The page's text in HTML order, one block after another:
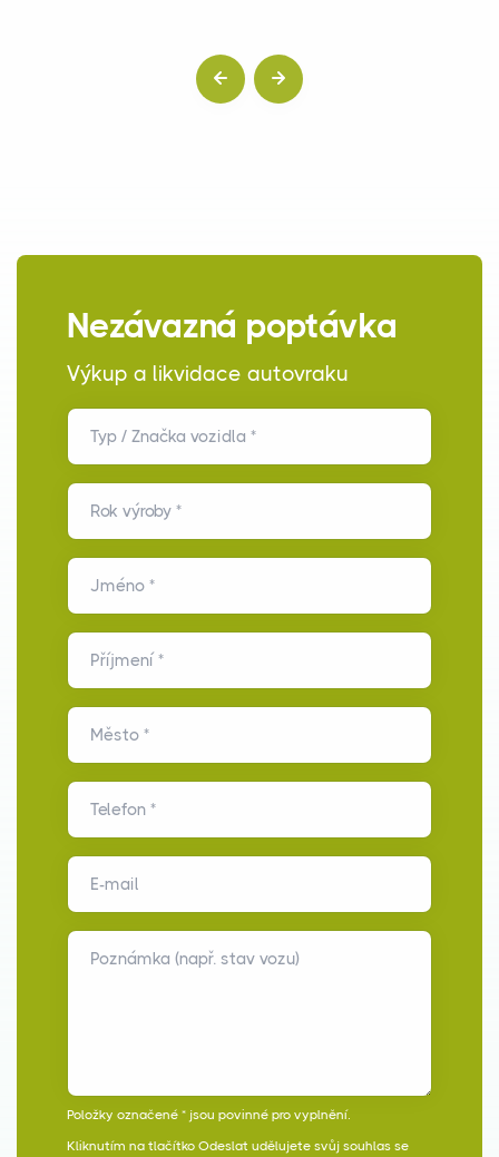
Nezávazná poptávka
Výkup a likvidace autovraku
Typ / Značka vozidla *
Rok výroby *
Jméno *
Příjmení *
Město *
Telefon *
E-mail
Poznámka (např. stav vozu)
Položky označené * jsou povinné pro vyplnění.
Kliknutím na tlačítko Odeslat udělujete svůj souhlas se